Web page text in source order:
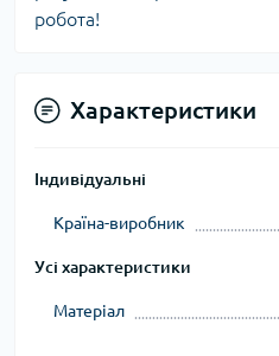
робота!
Характеристики
Індивідуальні
Країна-виробник
Усі характеристики
Матеріал